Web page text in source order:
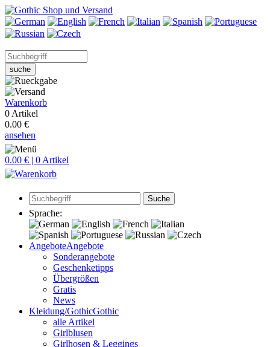
suche
Warenkorb
0 Artikel
0.00 €
ansehen
0.00 € | 0 Artikel
Suche
Sprache:
AngeboteAngebote
Sonderangebote
Geschenketipps
Übergrößen
Gratis
News
Kleidung/GothicGothic
alle Artikel
Girlblusen
Girlhosen & Leggings